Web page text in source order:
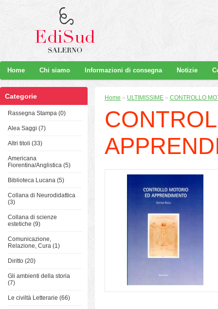
Home Chi siamo Informazioni di consegna Notizie
Categorie
Rassegna Stampa (0)
Alea Saggi (7)
Altri titoli (33)
Americana
Fiorentina/Anglistica (5)
Biblioteca Lucana (5)
Collana di Neurodidattica
(3)
Collana di scienze
estetiche (9)
Comunicazione,
Relazione, Cura (1)
Diritto (20)
Gli ambienti della storia
(7)
Le civiltà Letterarie (66)
Home » ULTIMISSIME » CONTROLLO